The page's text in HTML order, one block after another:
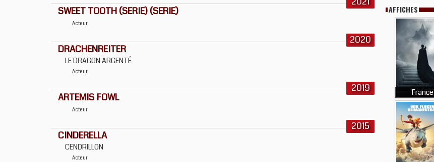
SWEET TOOTH (SERIE) (SERIE)
Acteur
2020
DRACHENREITER
LE DRAGON ARGENTÉ
Acteur
2019
ARTEMIS FOWL
Acteur
2015
CINDERELLA
CENDRILLON
Acteur
AFFICHES
France